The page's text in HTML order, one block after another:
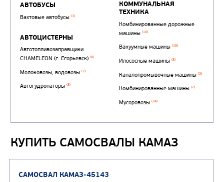
ГРУЗОВЫЕ АВТОМОБИЛИ
(1)
Нефтепромысловые
ПОДЪЕМНО-
КУПИТЬ САМОСВАЛЫ КАМАЗ